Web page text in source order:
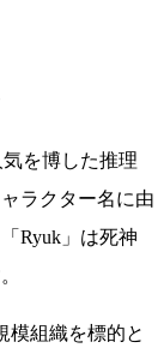
気を博した推理
ラクター名に由
Ryuk」は死神
模組織を標的と